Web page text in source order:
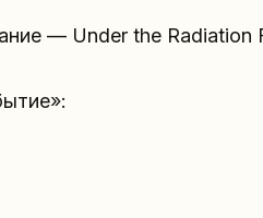
— Under the Radiation